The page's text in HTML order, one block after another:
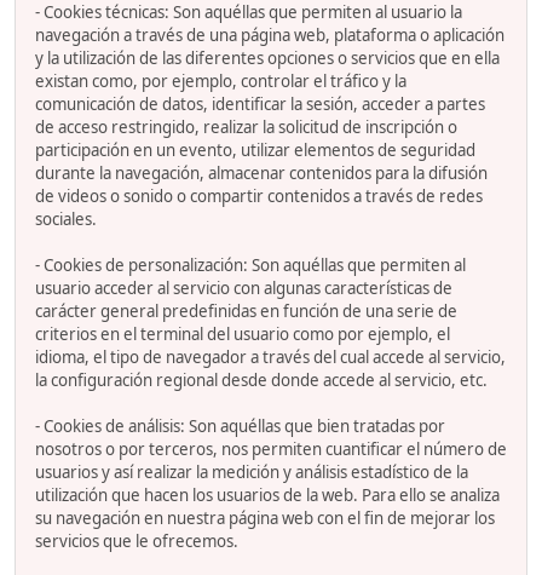
- Cookies técnicas: Son aquéllas que permiten al usuario la
navegación a través de una página web, plataforma o aplicación
y la utilización de las diferentes opciones o servicios que en ella
existan como, por ejemplo, controlar el tráfico y la
comunicación de datos, identificar la sesión, acceder a partes
de acceso restringido, realizar la solicitud de inscripción o
participación en un evento, utilizar elementos de seguridad
durante la navegación, almacenar contenidos para la difusión
de videos o sonido o compartir contenidos a través de redes
sociales.
- Cookies de personalización: Son aquéllas que permiten al
usuario acceder al servicio con algunas características de
carácter general predefinidas en función de una serie de
criterios en el terminal del usuario como por ejemplo, el
idioma, el tipo de navegador a través del cual accede al servicio,
la configuración regional desde donde accede al servicio, etc.
- Cookies de análisis: Son aquéllas que bien tratadas por
nosotros o por terceros, nos permiten cuantificar el número de
usuarios y así realizar la medición y análisis estadístico de la
utilización que hacen los usuarios de la web. Para ello se analiza
su navegación en nuestra página web con el fin de mejorar los
servicios que le ofrecemos.